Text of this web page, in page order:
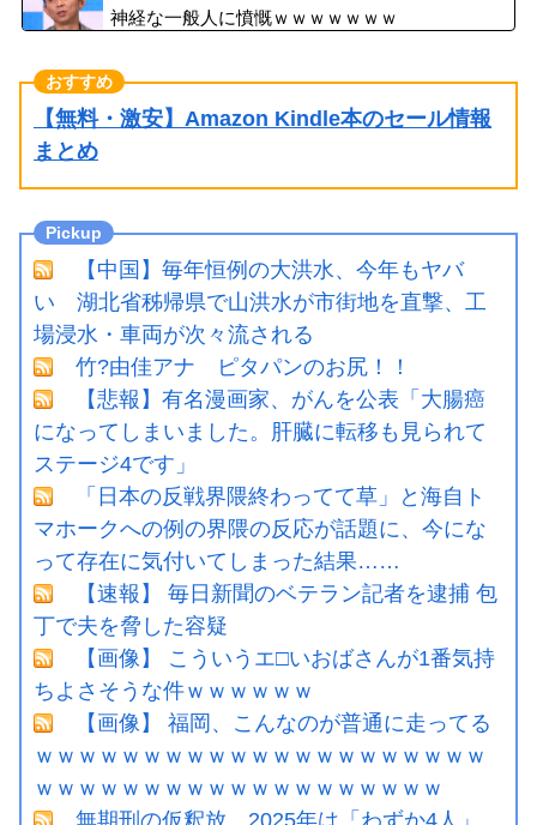
神経な一般人に憤慨ｗｗｗｗｗｗｗ
【無料・激安】Amazon Kindle本のセール情報
まとめ
【中国】毎年恒例の大洪水、今年もヤバ
い 湖北省秭帰県で山洪水が市街地を直撃、工
場浸水・車両が次々流される
竹?由佳アナ ピタパンのお尻！！
【悲報】有名漫画家、がんを公表「大腸癌
になってしまいました。肝臓に転移も見られて
ステージ4です」
「日本の反戦界隈終わってて草」と海自ト
マホークへの例の界隈の反応が話題に、今にな
って存在に気付いてしまった結果……
【速報】 毎日新聞のベテラン記者を逮捕 包
丁で夫を脅した容疑
【画像】 こういうエ□いおばさんが1番気持
ちよさそうな件ｗｗｗｗｗｗ
【画像】 福岡、こんなのが普通に走ってる
ｗｗｗｗｗｗｗｗｗｗｗｗｗｗｗｗｗｗｗｗｗ
ｗｗｗｗｗｗｗｗｗｗｗｗｗｗｗｗｗｗｗ
無期刑の仮釈放、2025年は「わずか4人」